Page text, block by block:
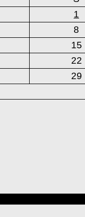
1
8
15
22
29